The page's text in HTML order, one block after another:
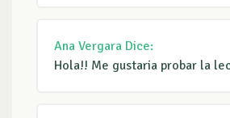
Ana Vergara Dice:
Hola!! Me gustaria probar la